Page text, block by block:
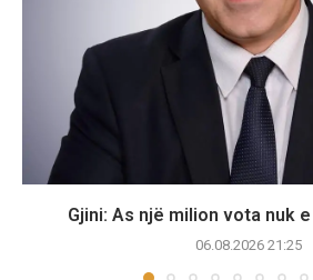
Gjini: As një milion vota nuk
06.08.2026 21:25